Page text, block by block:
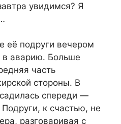
увидимся? Я
её подруги вечером
в аварию. Больше
часть
стороны. В
спереди —
к счастью, не
разговаривая с